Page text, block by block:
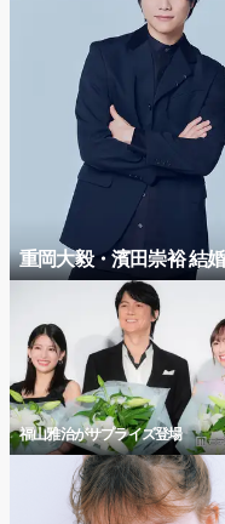
重岡大毅・濱田崇裕 結
福山雅治がサプライズ登場